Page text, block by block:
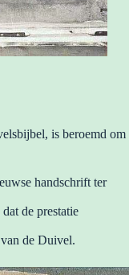
is beroemd om
handschrift ter
de prestatie
de Duivel.